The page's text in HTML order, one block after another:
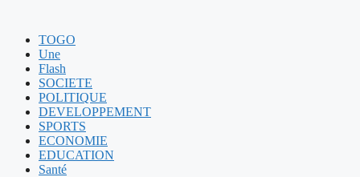
TOGO
Une
Flash
SOCIETE
POLITIQUE
DEVELOPPEMENT
SPORTS
ECONOMIE
EDUCATION
Santé